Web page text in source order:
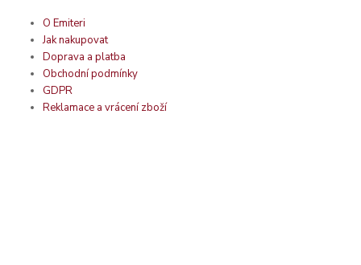
O Emiteri
Jak nakupovat
Doprava a platba
Obchodní podmínky
GDPR
Reklamace a vrácení zboží